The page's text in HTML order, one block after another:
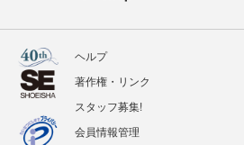
ヘルプ
著作権・リンク
スタッフ募集!
会員情報管理